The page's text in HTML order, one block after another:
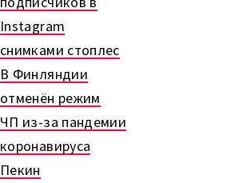
Instagram
снимками стоплес
В Финляндии
отменён режим
ЧП из-за пандемии
коронавируса
Пекин